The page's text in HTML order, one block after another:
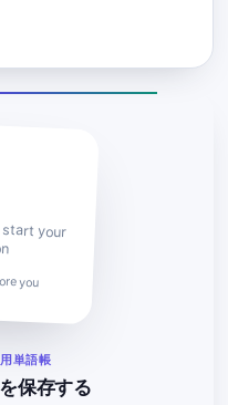
単語帳
保存する
your
you